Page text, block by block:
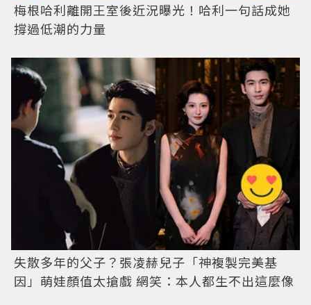
梅根哈利離開王室後近況曝光！哈利一句話成她
撐過低潮的力量
失散多年的父子？張凌赫兒子「神複製完美基
因」萌娃顏值太搶戲 網笑：本人都生不出這麼像